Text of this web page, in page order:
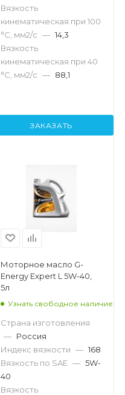
Вязкость
кинематическая при 100
°С, мм2/с — 14,3
Вязкость
кинематическая при 40
°С, мм2/с — 88,1
ЗАКАЗАТЬ
Моторное масло G-
Energy Expert L 5W-40,
5л
Узнать свободное наличие
Страна изготовления
— Россия
Индекс вязкости — 168
Вязкость по SAE — 5W-
40
Вязкость